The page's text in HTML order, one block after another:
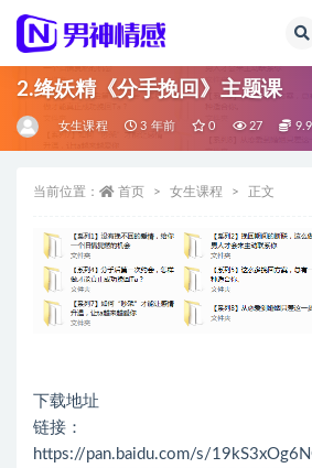
2.绛妖精《分手挽回》主题课
女生课程 3 年前 0 27 9.9
当前位置： 首页 女生课程 正文
下载地址
链接：
https://pan.baidu.com/s/